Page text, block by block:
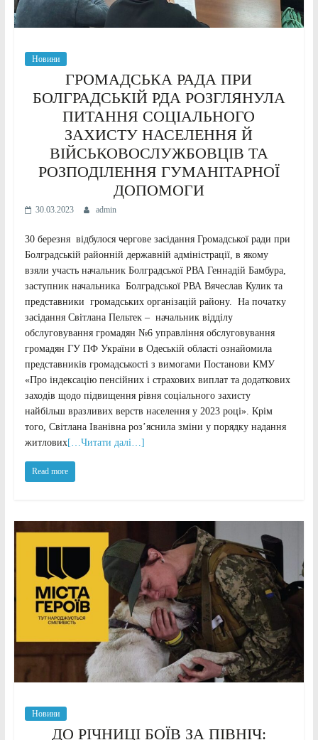
Новини
ГРОМАДСЬКА РАДА ПРИ
БОЛГРАДСЬКІЙ РДА РОЗГЛЯНУЛА
ПИТАННЯ СОЦІАЛЬНОГО
ЗАХИСТУ НАСЕЛЕННЯ Й
ВІЙСЬКОВОСЛУЖБОВЦІВ ТА
РОЗПОДІЛЕННЯ ГУМАНІТАРНОЇ
ДОПОМОГИ
30.03.2023 admin
30 березня відбулося чергове засідання Громадської ради при
Болградській районній державній адміністрації, в якому
взяли участь начальник Болградської РВА Геннадій Бамбура,
заступник начальника Болградської РВА Вячеслав Кулик та
представники громадських організацій району. На початку
засідання Світлана Пельтек – начальник відділу
обслуговування громадян №6 управління обслуговування
громадян ГУ ПФ України в Одеській області ознайомила
представників громадськості з вимогами Постанови КМУ
«Про індексацію пенсійних і страхових виплат та додаткових
заходів щодо підвищення рівня соціального захисту
найбільш вразливих верств населення у 2023 році». Крім
того, Світлана Іванівна роз’яснила зміни у порядку надання
житлових[…Читати далі…]
Read more
Новини
ДО РІЧНИЦІ БОЇВ ЗА ПІВНІЧ: